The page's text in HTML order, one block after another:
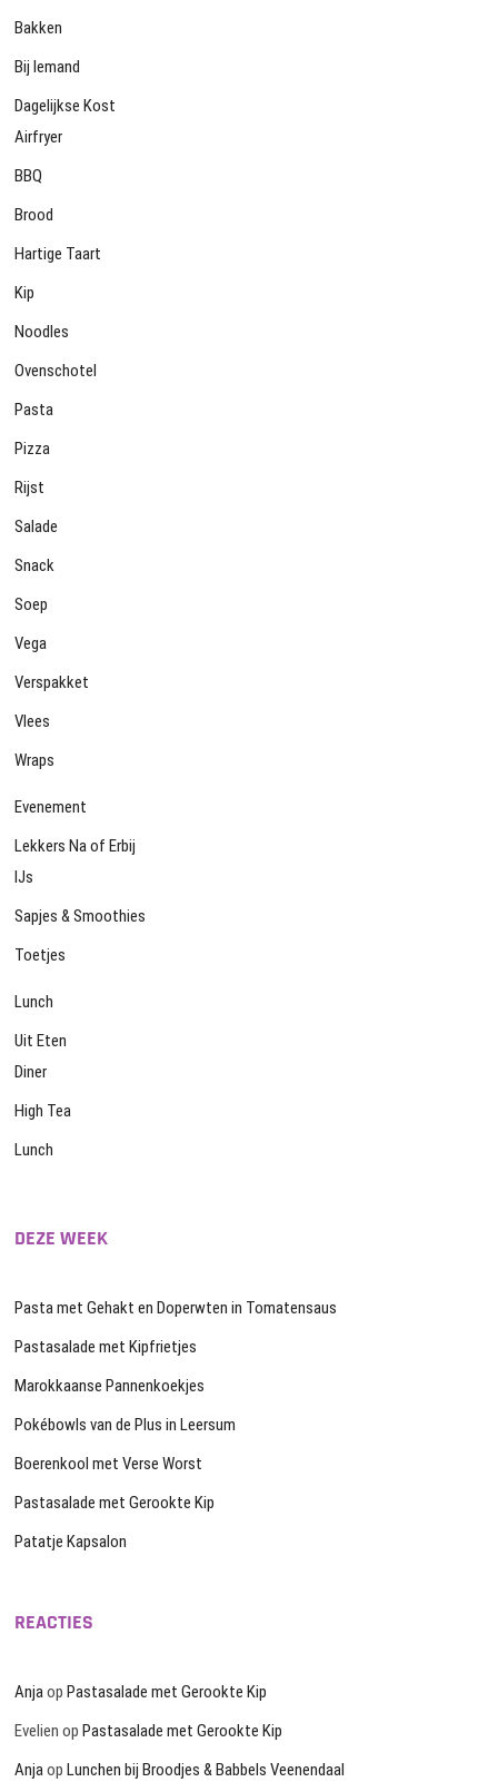
Bakken
Bij Iemand
Dagelijkse Kost
Airfryer
BBQ
Brood
Hartige Taart
Kip
Noodles
Ovenschotel
Pasta
Pizza
Rijst
Salade
Snack
Soep
Vega
Verspakket
Vlees
Wraps
Evenement
Lekkers Na of Erbij
IJs
Sapjes & Smoothies
Toetjes
Lunch
Uit Eten
Diner
High Tea
Lunch
DEZE WEEK
Pasta met Gehakt en Doperwten in Tomatensaus
Pastasalade met Kipfrietjes
Marokkaanse Pannenkoekjes
Pokébowls van de Plus in Leersum
Boerenkool met Verse Worst
Pastasalade met Gerookte Kip
Patatje Kapsalon
REACTIES
AnjaopPastasalade met Gerookte Kip
Evelien opPastasalade met Gerookte Kip
AnjaopLunchen bij Broodjes & Babbels Veenendaal